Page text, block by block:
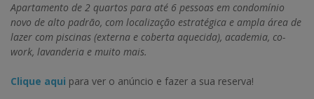
Apartamento de 2 quartos para até 6 pessoas em condomínio
novo de alto padrão, com localização estratégica e ampla área de
lazer com piscinas (externa e coberta aquecida), academia, co-
work, lavanderia e muito mais.
Clique aqui para ver o anúncio e fazer a sua reserva!